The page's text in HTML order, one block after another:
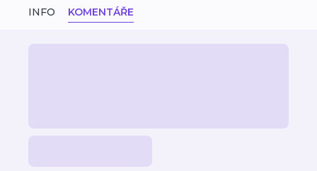
INFO KOMENTÁŘE